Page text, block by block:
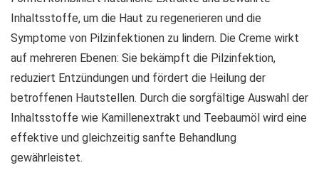
Inhaltsstoffe, um die Haut zu regenerieren und die
Symptome von Pilzinfektionen zu lindern. Die Creme wirkt
auf mehreren Ebenen: Sie bekämpft die Pilzinfektion,
reduziert Entzündungen und fördert die Heilung der
betroffenen Hautstellen. Durch die sorgfältige Auswahl der
Inhaltsstoffe wie Kamillenextrakt und Teebaumöl wird eine
effektive und gleichzeitig sanfte Behandlung
gewährleistet.